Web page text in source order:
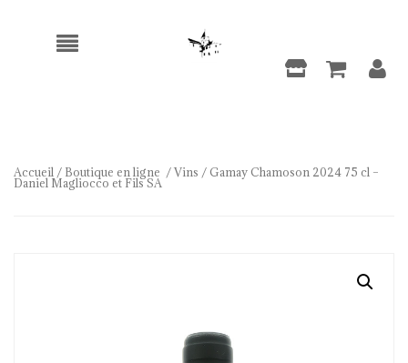
Accueil / Boutique en ligne /Vins / Gamay Chamoson 2024 75 cl –
Daniel Magliocco et Fils SA